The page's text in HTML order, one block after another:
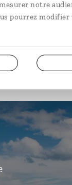
notre
pourrez